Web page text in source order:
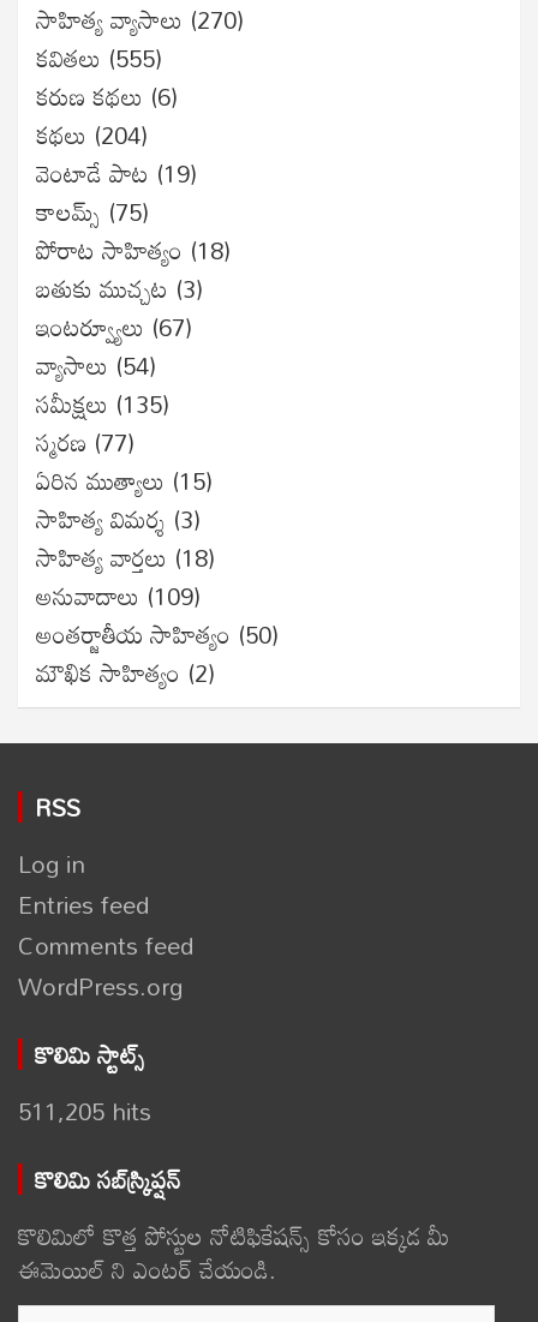
సాహిత్య వ్యాసాలు (270)
కవితలు (555)
కరుణ కథలు (6)
కథలు (204)
వెంటాడే పాట (19)
కాలమ్స్ (75)
పోరాట సాహిత్యం (18)
బతుకు ముచ్చట (3)
ఇంటర్వ్యూలు (67)
వ్యాసాలు (54)
సమీక్షలు (135)
స్మరణ (77)
ఏరిన ముత్యాలు (15)
సాహిత్య విమర్శ (3)
సాహిత్య వార్తలు (18)
అనువాదాలు (109)
అంతర్జాతీయ సాహిత్యం (50)
మౌఖిక సాహిత్యం (2)
RSS
Log in
Entries feed
Comments feed
WordPress.org
కొలిమి స్టాట్స్
511,205 hits
కొలిమి సబ్‌స్క్రిప్షన్
కొలిమిలో కొత్త పోస్టుల నోటిఫికేషన్స్ కోసం ఇక్కడ మీ
ఈమెయిల్ ని ఎంటర్ చేయండి.